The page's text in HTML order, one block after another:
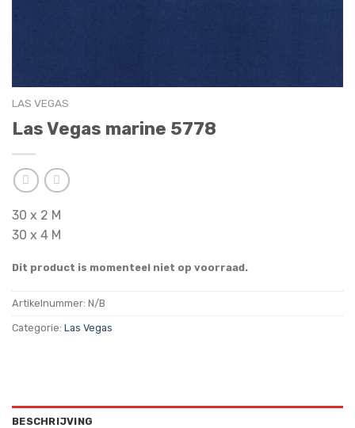
LAS VEGAS
Las Vegas marine 5778
30 x 2 M
30 x 4 M
Dit product is momenteel niet op voorraad.
Artikelnummer: N/B
Categorie: Las Vegas
BESCHRIJVING